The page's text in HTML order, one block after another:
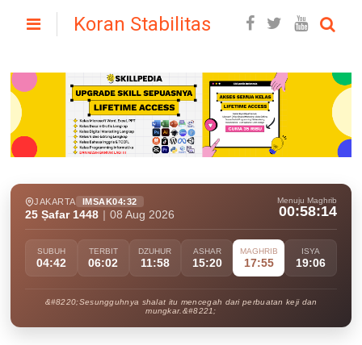
Koran Stabilitas
JAKARTA IMSAK04:32
25 Ṣafar 1448 08 Aug 2026
Menuju Maghrib
00:58:12
SUBUH
04:42
TERBIT
06:02
DZUHUR
11:58
ASHAR
15:20
MAGHRIB
17:55
ISYA
19:06
&#8220;Sesungguhnya shalat itu mencegah dari perbuatan keji dan
mungkar.&#8221;